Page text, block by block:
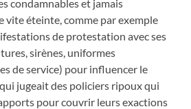
condamnables et jamais
vite éteinte, comme par exemple
de protestation avec ses
sirènes, uniformes
de service) pour influencer le
jugeait des policiers ripoux qui
pour couvrir leurs exactions